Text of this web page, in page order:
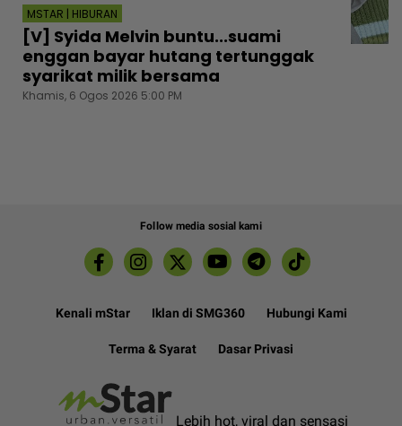
MSTAR | HIBURAN
[V] Syida Melvin buntu...suami
enggan bayar hutang tertunggak
syarikat milik bersama
Khamis, 6 Ogos 2026 5:00 PM
Follow media sosial kami
Kenali mStar Iklan di SMG360 Hubungi Kami
Terma & Syarat Dasar Privasi
Lebih hot, viral dan sensasi